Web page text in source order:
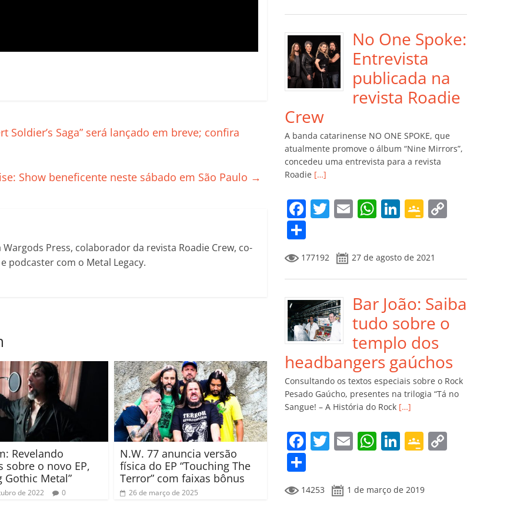
Soldier’s Saga” será lançado em breve; confira
Show beneficente neste sábado em São Paulo →
Press, colaborador da revista Roadie Crew, co-
podcaster com o Metal Legacy.
Revelando
sobre o novo EP,
Gothic Metal”
de 2022 0
N.W. 77 anuncia versão
física do EP “Touching The
Terror” com faixas bônus
26 de março de 2025
b
o
o
k
A
p
p
dI
n
e
Cl
a
ss
ro
m
Li
n
p
ar
til
h
ar
No One Spoke:
Entrevista
publicada na
revista Roadie
Crew
A banda catarinense NO ONE SPOKE, que
atualmente promove o álbum “Nine Mirrors”,
concedeu uma entrevista para a revista
Roadie […]
F
e
b
o
o
k
T
itt
er
E
l
W
s
A
p
p
Li
e
dI
n
G
gl
e
Cl
a
ss
ro
o
m
Li
n
k
o
m
p
ar
til
h
ar
177192 27 de agosto de 2021
Bar João: Saiba
tudo sobre o
templo dos
headbangers gaúchos
Consultando os textos especiais sobre o Rock
Pesado Gaúcho, presentes na trilogia “Tá no
Sangue! – A História do Rock […]
F
e
T
itt
er
E
l
W
s
Li
e
G
gl
o
m
14253 1 de março de 2019